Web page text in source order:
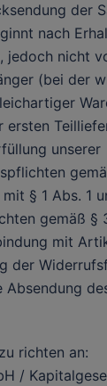
der
nach
jedoch nicht
(bei der
ersten
unserer
§ 1 Abs. 1
gemäß §
mit
der
Absendung
richten an:
/